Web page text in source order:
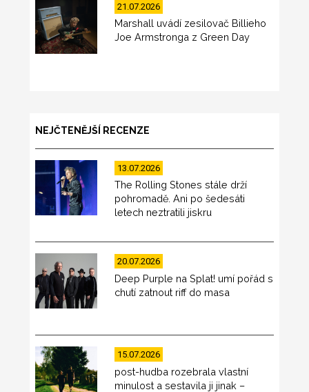
21.07.2026
Marshall uvádí zesilovač Billieho
Joe Armstronga z Green Day
NEJČTENĚJŠÍ RECENZE
13.07.2026
The Rolling Stones stále drží
pohromadě. Ani po šedesáti
letech neztratili jiskru
20.07.2026
Deep Purple na Splat! umí pořád s
chutí zatnout riff do masa
15.07.2026
post-hudba rozebrala vlastní
minulost a sestavila ji jinak –